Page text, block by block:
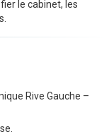
le cabinet, les
Rive Gauche –